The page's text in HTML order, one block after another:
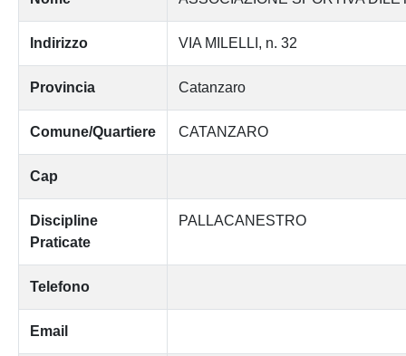
Indirizzo VIA MILELLI, n. 32
Provincia Catanzaro
Comune/Quartiere CATANZARO
Cap
Discipline
Praticate
PALLACANESTRO
Telefono
Email